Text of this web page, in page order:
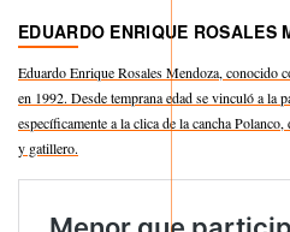
EDUARDO ENRIQUE ROSALES
Eduardo Enrique Rosales Mendoza, conocido
en 1992. Desde temprana edad se vinculó a la
específicamente a la clica de la cancha
y gatillero.